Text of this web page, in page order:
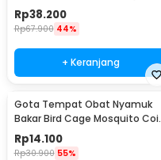
Repeller - 777
Rp38.200
Rp67.900 44%
+ Keranjang
Gota Tempat Obat Nyamuk
Bakar Bird Cage Mosquito Coil
Holder Fireproof - TK01
Rp14.100
Rp30.900 55%